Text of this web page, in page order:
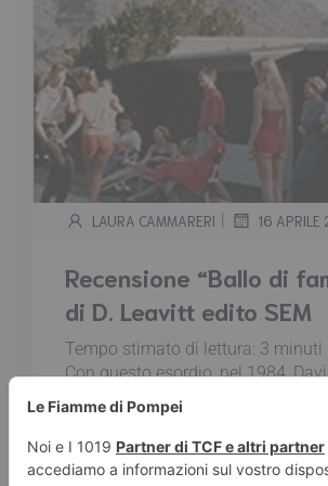
LAURA CAMMARERI | 16 APRILE
Recensione “Ballo di
di D. Leavitt edito SEM
Tempo stimato di lettura: 3 minuti
Con questo esordio, nel 1984,
afferma poco più che ventenne
centrale della nuova narrativa
testimone di una generazione
lutto”, devastata dai divorzi e dalle